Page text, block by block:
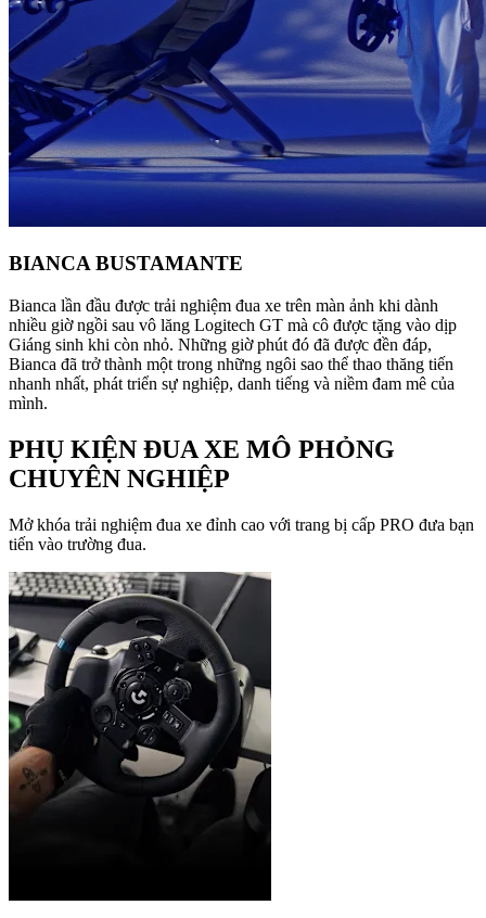
BIANCA BUSTAMANTE
Bianca lần đầu được trải nghiệm đua xe trên màn ảnh khi dành
nhiều giờ ngồi sau vô lăng Logitech GT mà cô được tặng vào dịp
Giáng sinh khi còn nhỏ. Những giờ phút đó đã được đền đáp,
Bianca đã trở thành một trong những ngôi sao thể thao thăng tiến
nhanh nhất, phát triển sự nghiệp, danh tiếng và niềm đam mê của
mình.
PHỤ KIỆN ĐUA XE MÔ PHỎNG
CHUYÊN NGHIỆP
Mở khóa trải nghiệm đua xe đỉnh cao với trang bị cấp PRO đưa bạn
tiến vào trường đua.